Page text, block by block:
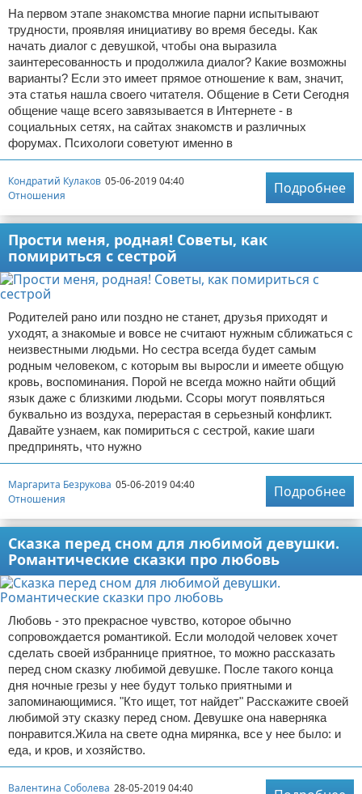
На первом этапе знакомства многие парни испытывают
трудности, проявляя инициативу во время беседы. Как
начать диалог с девушкой, чтобы она выразила
заинтересованность и продолжила диалог? Какие возможны
варианты? Если это имеет прямое отношение к вам, значит,
эта статья нашла своего читателя. Общение в Сети Сегодня
общение чаще всего завязывается в Интернете - в
социальных сетях, на сайтах знакомств и различных
форумах. Психологи советуют именно в
Кондратий Кулаков 05-06-2019 04:40
Отношения
Подробнее
Прости меня, родная! Советы, как
помириться с сестрой
Родителей рано или поздно не станет, друзья приходят и
уходят, а знакомые и вовсе не считают нужным сближаться с
неизвестными людьми. Но сестра всегда будет самым
родным человеком, с которым вы выросли и имеете общую
кровь, воспоминания. Порой не всегда можно найти общий
язык даже с близкими людьми. Ссоры могут появляться
буквально из воздуха, перерастая в серьезный конфликт.
Давайте узнаем, как помириться с сестрой, какие шаги
предпринять, что нужно
Маргарита Безрукова 05-06-2019 04:40
Отношения
Подробнее
Сказка перед сном для любимой девушки.
Романтические сказки про любовь
Любовь - это прекрасное чувство, которое обычно
сопровождается романтикой. Если молодой человек хочет
сделать своей избраннице приятное, то можно рассказать
перед сном сказку любимой девушке. После такого конца
дня ночные грезы у нее будут только приятными и
запоминающимися. "Кто ищет, тот найдет" Расскажите своей
любимой эту сказку перед сном. Девушке она наверняка
понравится.Жила на свете одна мирянка, все у нее было: и
еда, и кров, и хозяйство.
Валентина Соболева 28-05-2019 04:40